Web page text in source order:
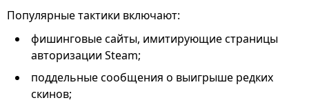
Популярные тактики включают:
фишинговые сайты, имитирующие страницы
авторизации Steam;
поддельные сообщения о выигрыше редких
скинов;